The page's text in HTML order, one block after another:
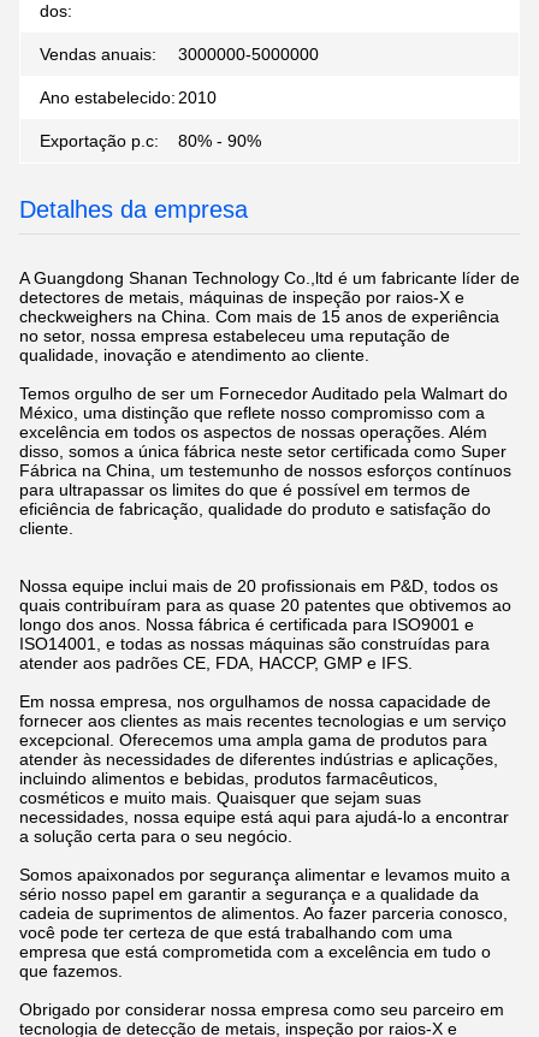
dos:
Vendas anuais: 3000000-5000000
Ano estabelecido: 2010
Exportação p.c: 80% - 90%
Detalhes da empresa
A Guangdong Shanan Technology Co.,ltd é um fabricante líder de
detectores de metais, máquinas de inspeção por raios-X e
checkweighers na China. Com mais de 15 anos de experiência
no setor, nossa empresa estabeleceu uma reputação de
qualidade, inovação e atendimento ao cliente.
Temos orgulho de ser um Fornecedor Auditado pela Walmart do
México, uma distinção que reflete nosso compromisso com a
excelência em todos os aspectos de nossas operações. Além
disso, somos a única fábrica neste setor certificada como Super
Fábrica na China, um testemunho de nossos esforços contínuos
para ultrapassar os limites do que é possível em termos de
eficiência de fabricação, qualidade do produto e satisfação do
cliente.
Nossa equipe inclui mais de 20 profissionais em P&D, todos os
quais contribuíram para as quase 20 patentes que obtivemos ao
longo dos anos. Nossa fábrica é certificada para ISO9001 e
ISO14001, e todas as nossas máquinas são construídas para
atender aos padrões CE, FDA, HACCP, GMP e IFS.
Em nossa empresa, nos orgulhamos de nossa capacidade de
fornecer aos clientes as mais recentes tecnologias e um serviço
excepcional. Oferecemos uma ampla gama de produtos para
atender às necessidades de diferentes indústrias e aplicações,
incluindo alimentos e bebidas, produtos farmacêuticos,
cosméticos e muito mais. Quaisquer que sejam suas
necessidades, nossa equipe está aqui para ajudá-lo a encontrar
a solução certa para o seu negócio.
Somos apaixonados por segurança alimentar e levamos muito a
sério nosso papel em garantir a segurança e a qualidade da
cadeia de suprimentos de alimentos. Ao fazer parceria conosco,
você pode ter certeza de que está trabalhando com uma
empresa que está comprometida com a excelência em tudo o
que fazemos.
Obrigado por considerar nossa empresa como seu parceiro em
tecnologia de detecção de metais, inspeção por raios-X e